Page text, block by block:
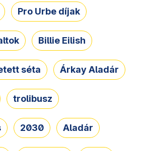
Pro Urbe díjak
Billie Eilish
séta Árkay Aladár
trolibusz
2030 Aladár